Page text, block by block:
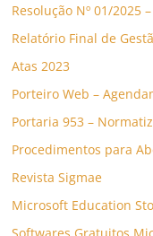
Resolução Nº 01/2025
Relatório Final de
Atas 2023
Porteiro Web –
Portaria 953 –
Procedimentos para
Revista Sigmae
Microsoft Education